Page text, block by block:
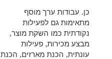
כן. עבודות ערך מוסף
מתאימות גם לפעילות
נקודתית כמו השקת מוצר,
מבצע מכירות, פעילות
עונתית, הכנת מארזים, הכנת